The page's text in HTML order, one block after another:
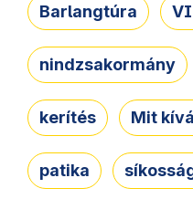
Barlangtúra
nindzsakormány
kerítés Mit
patika